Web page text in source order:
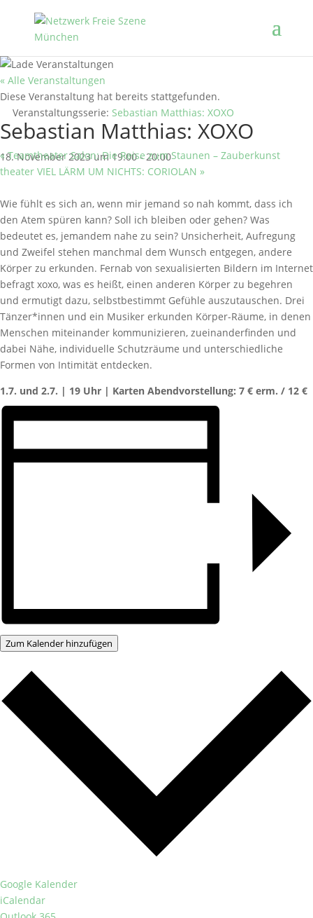
« Alle Veranstaltungen
Diese Veranstaltung hat bereits stattgefunden.
Veranstaltungsserie: Sebastian Matthias: XOXO
Sebastian Matthias: XOXO
18. November 2023 um 19:00-20:00
«Teamtheater Salon: Die Reise zum Staunen – Zauberkunst
theater VIEL LÄRM UM NICHTS: CORIOLAN »
Wie fühlt es sich an, wenn mir jemand so nah kommt, dass ich
den Atem spüren kann? Soll ich bleiben oder gehen? Was
bedeutet es, jemandem nahe zu sein? Unsicherheit, Aufregung
und Zweifel stehen manchmal dem Wunsch entgegen, andere
Körper zu erkunden. Fernab von sexualisierten Bildern im Internet
befragt xoxo, was es heißt, einen anderen Körper zu begehren
und ermutigt dazu, selbstbestimmt Gefühle auszutauschen. Drei
Tänzer*innen und ein Musiker erkunden Körper-Räume, in denen
Menschen miteinander kommunizieren, zueinanderfinden und
dabei Nähe, individuelle Schutzräume und unterschiedliche
Formen von Intimität entdecken.
1.7. und 2.7. | 19 Uhr | Karten Abendvorstellung: 7 € erm. / 12 €
Zum Kalender hinzufügen
Google Kalender
iCalendar